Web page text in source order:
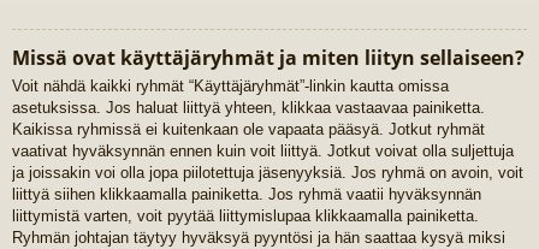
Missä ovat käyttäjäryhmät ja miten liityn sellaiseen?
Voit nähdä kaikki ryhmät “Käyttäjäryhmät”-linkin kautta omissa
asetuksissa. Jos haluat liittyä yhteen, klikkaa vastaavaa painiketta.
Kaikissa ryhmissä ei kuitenkaan ole vapaata pääsyä. Jotkut ryhmät
vaativat hyväksynnän ennen kuin voit liittyä. Jotkut voivat olla suljettuja
ja joissakin voi olla jopa piilotettuja jäsenyyksiä. Jos ryhmä on avoin, voit
liittyä siihen klikkaamalla painiketta. Jos ryhmä vaatii hyväksynnän
liittymistä varten, voit pyytää liittymislupaa klikkaamalla painiketta.
Ryhmän johtajan täytyy hyväksyä pyyntösi ja hän saattaa kysyä miksi